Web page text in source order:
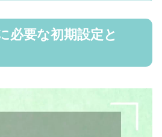
必要な初期設定と